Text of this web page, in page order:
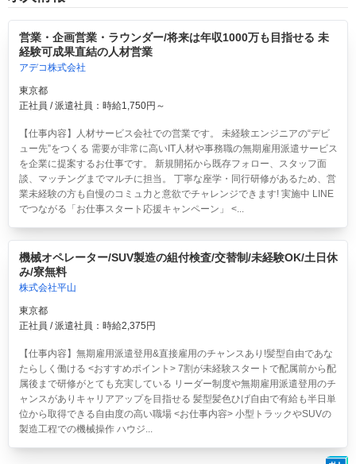
営業・企画営業・ラウンダー/将来は年収1000万も目指せる 未
経験可成果直結の人材営業
アデコ株式会社
東京都
正社員 / 派遣社員：時給1,750円～
【仕事内容】人材サービス会社での営業です。 未経験エンジニアの“デビ
ュー先”をつくる 需要が非常に高いIT人材や事務職の無期雇用派遣サービス
を企業に提案するお仕事です。 新規開拓から既存フォロー、スタッフ面
談、マッチングまでマルチに担当。 丁寧な座学・同行研修があるため、営
業未経験の方も自慢のコミュ力と意欲でチャレンジできます! 実施中 LINE
でつながる「お仕事スタート応援キャンペーン」 <...
機械オペレーター/SUV製造の組付検査/交替制/未経験OK/土日休
み/寮無料
株式会社平山
東京都
正社員 / 派遣社員：時給2,375円
【仕事内容】無期雇用派遣登用&直接雇用のチャンスあり!髪型自由であな
たらしく働ける <おすすめポイント> 7割が未経験スタートで配属前から配
属後まで研修がとても充実している リーダー制度や無期雇用派遣登用のチ
ャンスがありキャリアアップを目指せる 髪型髪色ひげ自由で有給も半日単
位から取得できる自由度の高い職場 <お仕事内容> 小型トラックやSUVの
製造工程での機械操作 ハウジ...